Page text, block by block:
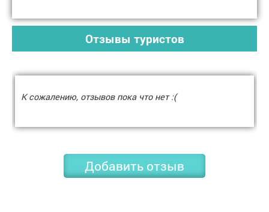
Отзывы туристов
К сожалению, отзывов пока что нет :(
Добавить отзыв